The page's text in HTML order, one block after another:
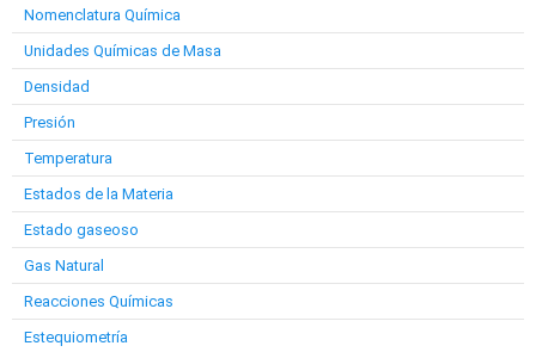
Nomenclatura Química
Unidades Químicas de Masa
Densidad
Presión
Temperatura
Estados de la Materia
Estado gaseoso
Gas Natural
Reacciones Químicas
Estequiometría